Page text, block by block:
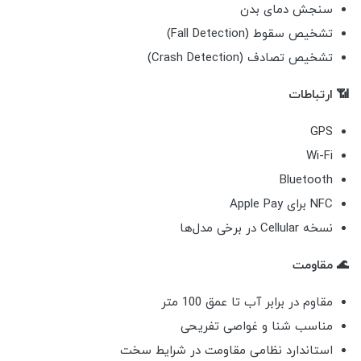
سنجش دمای بدن
تشخیص سقوط (Fall Detection)
تشخیص تصادف (Crash Detection)
📶 ارتباطات
GPS
Wi-Fi
Bluetooth
NFC برای Apple Pay
نسخه Cellular در برخی مدل‌ها
🌊 مقاومت
مقاوم در برابر آب تا عمق 100 متر
مناسب شنا و غواصی تفریحی
استاندارد نظامی مقاومت در شرایط سخت